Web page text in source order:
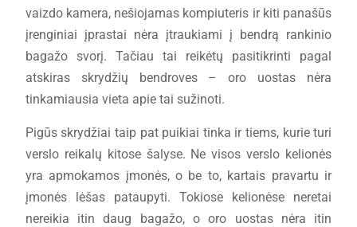
vaizdo kamera, nešiojamas kompiuteris ir kiti panašūs
įrenginiai įprastai nėra įtraukiami į bendrą rankinio
bagažo svorį. Tačiau tai reikėtų pasitikrinti pagal
atskiras skrydžių bendroves – oro uostas nėra
tinkamiausia vieta apie tai sužinoti.
Pigūs skrydžiai taip pat puikiai tinka ir tiems, kurie turi
verslo reikalų kitose šalyse. Ne visos verslo kelionės
yra apmokamos įmonės, o be to, kartais pravartu ir
įmonės lėšas pataupyti. Tokiose kelionėse neretai
nereikia itin daug bagažo, o oro uostas nėra itin